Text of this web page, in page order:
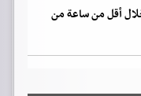
أقل من ساعة من